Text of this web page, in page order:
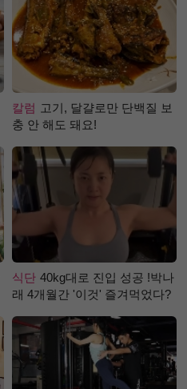
칼럼 고기, 달걀로만 단백질 보
충 안 해도 돼요!
식단 40kg대로 진입 성공 !박나
래 4개월간 '이것' 즐겨먹었다?